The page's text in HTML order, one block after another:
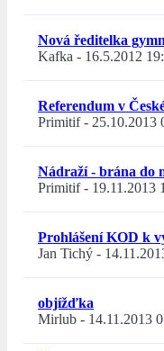
Nová ředitelka
Kafka - 16.5.2012
Referendum v
Primitif- 25.10.2013
Nádraží - brána do
Primitif- 19.11.2013
Prohlášení KOD k
Jan Tichý -
objížďka
Mirlub - 14.11.2013